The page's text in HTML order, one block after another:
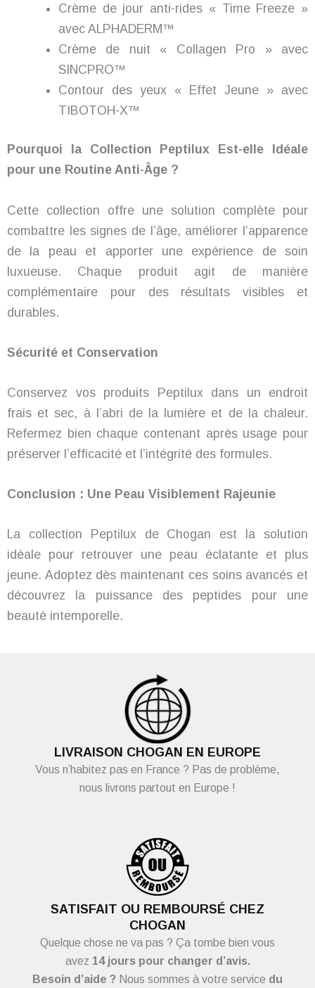
Crème de jour anti-rides « Time Freeze »
avec ALPHADERM™
Crème de nuit « Collagen Pro » avec
SINCPRO™
Contour des yeux « Effet Jeune » avec
TIBOTOH-X™
Pourquoi la Collection Peptilux Est-elle Idéale
pour une Routine Anti-Âge ?
Cette collection offre une solution complète pour
combattre les signes de l’âge, améliorer l’apparence
de la peau et apporter une expérience de soin
luxueuse. Chaque produit agit de manière
complémentaire pour des résultats visibles et
durables.
Sécurité et Conservation
Conservez vos produits Peptilux dans un endroit
frais et sec, à l’abri de la lumière et de la chaleur.
Refermez bien chaque contenant après usage pour
préserver l’efficacité et l’intégrité des formules.
Conclusion : Une Peau Visiblement Rajeunie
La collection Peptilux de Chogan est la solution
idéale pour retrouver une peau éclatante et plus
jeune. Adoptez dès maintenant ces soins avancés et
découvrez la puissance des peptides pour une
beauté intemporelle.
LIVRAISON CHOGAN EN EUROPE
Vous n’habitez pas en France ? Pas de problème,
nous livrons partout en Europe !
SATISFAIT OU REMBOURSÉ CHEZ
CHOGAN
Quelque chose ne va pas ? Ça tombe bien vous
avez 14 jours pour changer d’avis.
Besoin d’aide ? Nous sommes à votre service du